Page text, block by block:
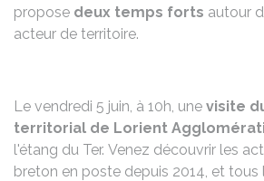
propose deux temps forts autour
acteur de territoire.
Le vendredi 5 juin, à 10h, une visite
territorial de Lorient
l'étang du Ter. Venez découvrir les
breton en poste depuis 2014, et tous